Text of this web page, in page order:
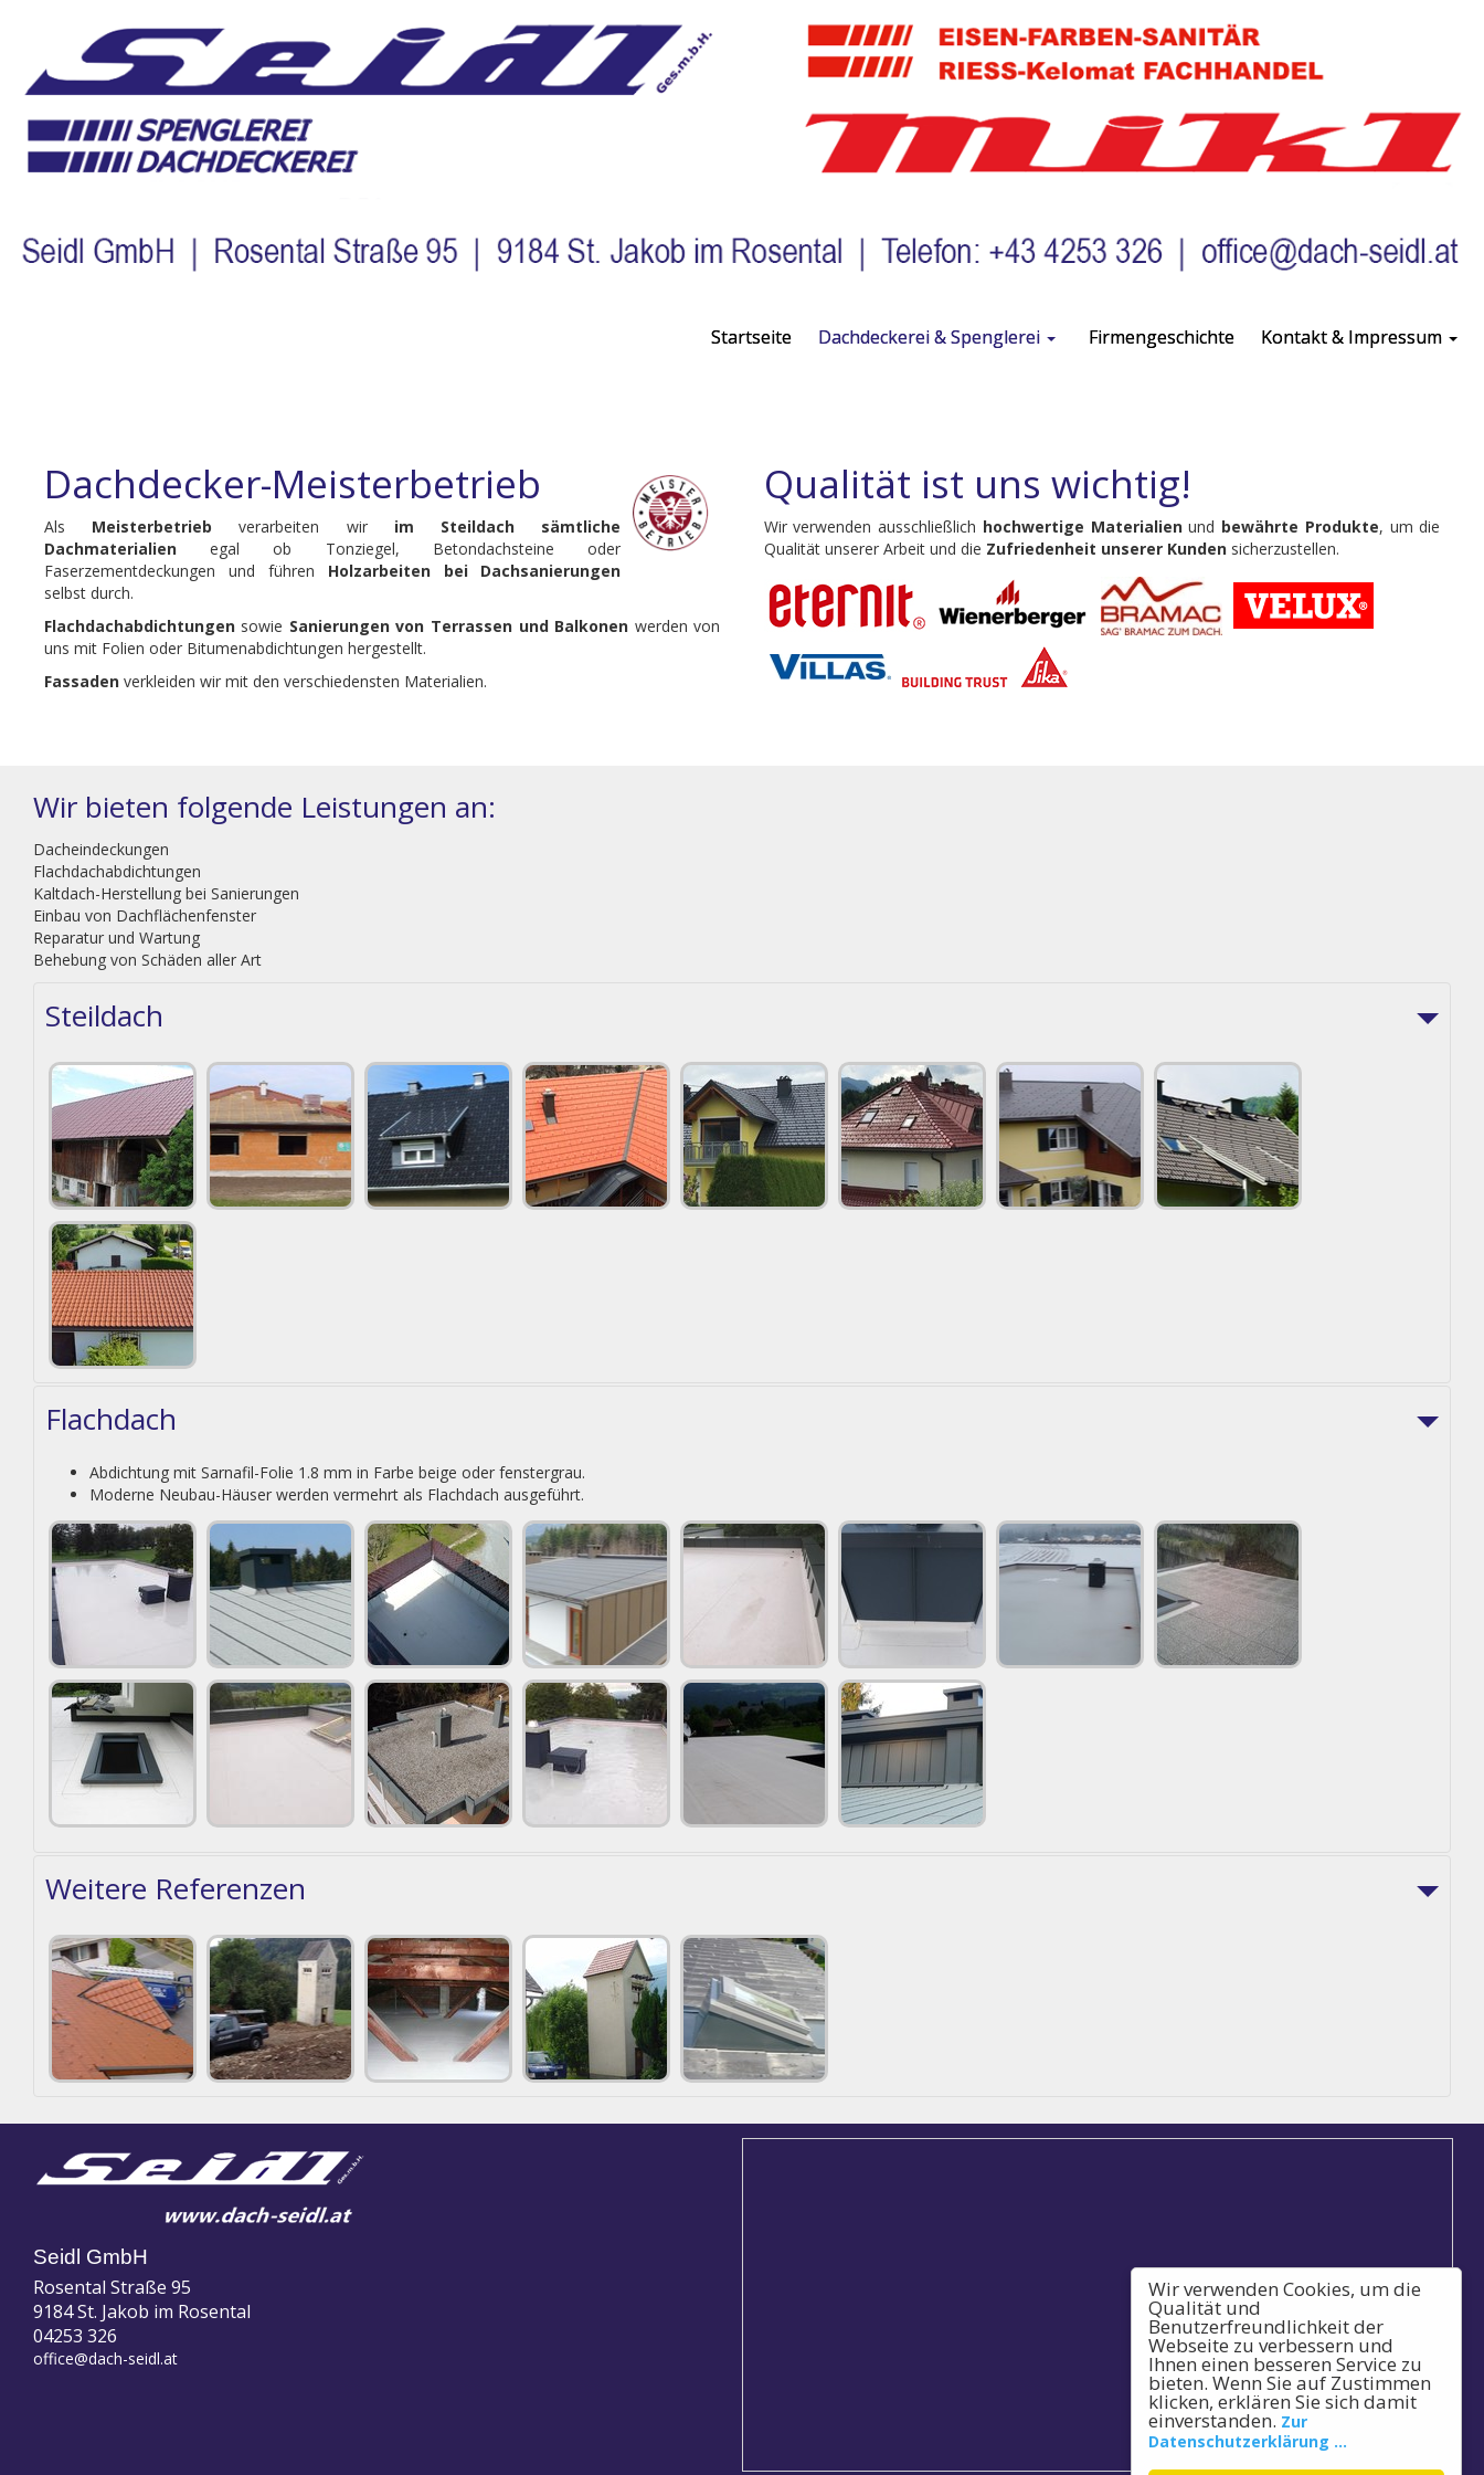
Wir verwenden Cookies, um die
Qualität und
Benutzerfreundlichkeit der
Webseite zu verbessern und
Ihnen einen besseren Service zu
bieten. Wenn Sie auf Zustimmen
klicken, erklären Sie sich damit
einverstanden. Zur
Datenschutzerklärung ...
Startseite Dachdeckerei & Spenglerei Firmengeschichte Kontakt & Impressum
Dachdecker-Meisterbetrieb
Als Meisterbetriebverarbeiten wir im Steildach sämtliche
Dachmaterialienegal ob Tonziegel, Betondachsteine oder
Faserzementdeckungen und führen Holzarbeiten bei Dachsanierungen
selbst durch.
Flachdachabdichtungen sowie Sanierungen von Terrassen und Balkonen werden von
uns mit Folien oder Bitumenabdichtungen hergestellt.
Fassaden verkleiden wir mit den verschiedensten Materialien.
Qualität ist uns wichtig!
Wir verwenden ausschließlich hochwertige Materialienund bewährte Produkte, um die
Qualität unserer Arbeit und die Zufriedenheit unserer Kundensicherzustellen.
Wir bieten folgende Leistungen an:
Dacheindeckungen
Flachdachabdichtungen
Kaltdach-Herstellung bei Sanierungen
Einbau von Dachflächenfenster
Reparatur und Wartung
Behebung von Schäden aller Art
Steildach
Flachdach
Abdichtung mit Sarnafil-Folie 1.8 mm in Farbe beige oder fenstergrau.
Moderne Neubau-Häuser werden vermehrt als Flachdach ausgeführt.
Weitere Referenzen
Seidl GmbH
Rosental Straße 95
9184 St. Jakob im Rosental
04253 326
office@dach-seidl.at